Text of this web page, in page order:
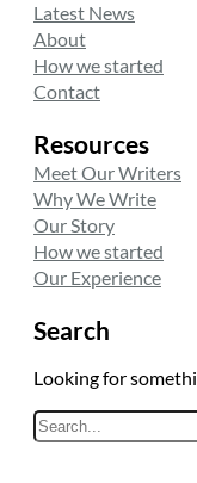
Latest News
About
How we started
Contact
Resources
Meet Our Writers
Why We Write
Our Story
How we started
Our Experience
Search
Looking for